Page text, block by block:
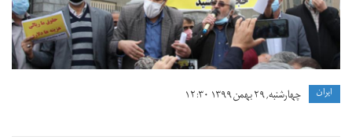
ايران چهارشنبه, ۲۹ بهمن ۱۳۹۹ ۱۲:۳۰